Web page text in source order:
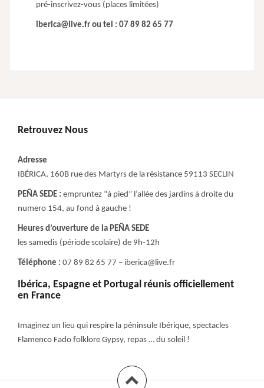
pré-inscrivez-vous (places limitées)
iberica@live.fr ou tel : 07 89 82 65 77
Retrouvez Nous
Adresse
IBÉRICA, 160B rue des Martyrs de la résistance 59113 SECLIN
PEÑA SEDE : empruntez “à pied” l’allée des jardins à droite du
numero 154, au fond à gauche !
Heures d’ouverture de la PEÑA SEDE
les samedis (période scolaire) de 9h-12h
Téléphone : 07 89 82 65 77 – iberica@live.fr
Ibérica, Espagne et Portugal réunis officiellement
en France
Imaginez un lieu qui respire la péninsule Ibérique, spectacles
Flamenco Fado folklore Gypsy, repas … du soleil !